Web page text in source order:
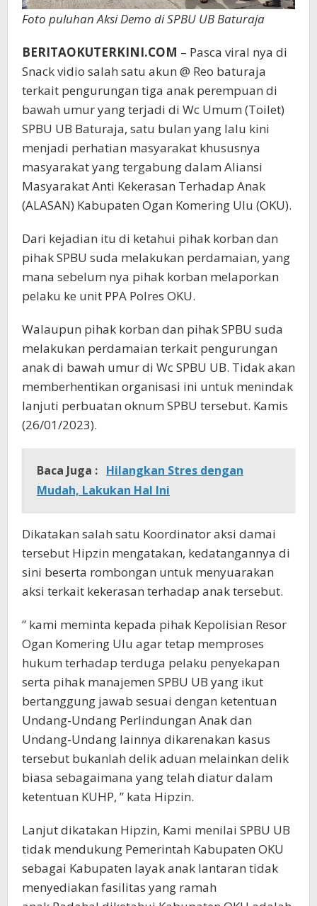
Foto puluhan Aksi Demo di SPBU UB Baturaja
BERITAOKUTERKINI.COM – Pasca viral nya di
Snack vidio salah satu akun @ Reo baturaja
terkait pengurungan tiga anak perempuan di
bawah umur yang terjadi di Wc Umum (Toilet)
SPBU UB Baturaja, satu bulan yang lalu kini
menjadi perhatian masyarakat khususnya
masyarakat yang tergabung dalam Aliansi
Masyarakat Anti Kekerasan Terhadap Anak
(ALASAN) Kabupaten Ogan Komering Ulu (OKU).
Dari kejadian itu di ketahui pihak korban dan
pihak SPBU suda melakukan perdamaian, yang
mana sebelum nya pihak korban melaporkan
pelaku ke unit PPA Polres OKU.
Walaupun pihak korban dan pihak SPBU suda
melakukan perdamaian terkait pengurungan
anak di bawah umur di Wc SPBU UB. Tidak akan
memberhentikan organisasi ini untuk menindak
lanjuti perbuatan oknum SPBU tersebut. Kamis
(26/01/2023).
Baca Juga : Hilangkan Stres dengan
Mudah, Lakukan Hal Ini
Dikatakan salah satu Koordinator aksi damai
tersebut Hipzin mengatakan, kedatangannya di
sini beserta rombongan untuk menyuarakan
aksi terkait kekerasan terhadap anak tersebut.
” kami meminta kepada pihak Kepolisian Resor
Ogan Komering Ulu agar tetap memproses
hukum terhadap terduga pelaku penyekapan
serta pihak manajemen SPBU UB yang ikut
bertanggung jawab sesuai dengan ketentuan
Undang-Undang Perlindungan Anak dan
Undang-Undang lainnya dikarenakan kasus
tersebut bukanlah delik aduan melainkan delik
biasa sebagaimana yang telah diatur dalam
ketentuan KUHP, ” kata Hipzin.
Lanjut dikatakan Hipzin, Kami menilai SPBU UB
tidak mendukung Pemerintah Kabupaten OKU
sebagai Kabupaten layak anak lantaran tidak
menyediakan fasilitas yang ramah